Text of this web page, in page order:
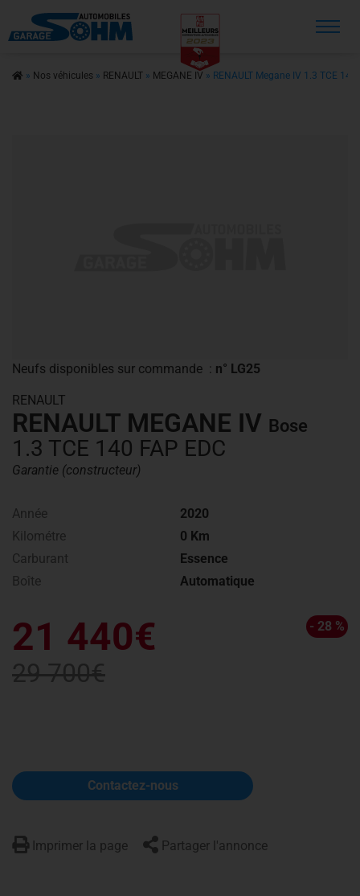
Recherche
» Nos véhicules » RENAULT » MEGANE IV » RENAULT Megane IV 1.3 TCE 140
Neufs disponibles sur commande : n° LG25
RENAULT
RENAULT MEGANE IV Bose
1.3 TCE 140 FAP EDC
Garantie (constructeur)
Année
2020
Kilométre
0 Km
Carburant
Essence
Boîte
Automatique
21 440€
29 700€
- 28 %
Contactez-nous
Imprimer la page Partager l'annonce